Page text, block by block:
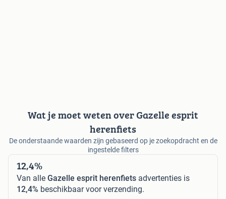
Wat je moet weten over Gazelle esprit
herenfiets
De onderstaande waarden zijn gebaseerd op je zoekopdracht en de
ingestelde filters
12,4%
Van alle Gazelle esprit herenfiets advertenties is
12,4% beschikbaar voor verzending.